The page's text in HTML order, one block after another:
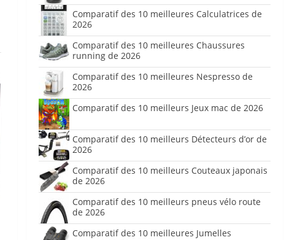
Comparatif des 10 meilleures Calculatrices de
2026
Comparatif des 10 meilleures Chaussures
running de 2026
Comparatif des 10 meilleures Nespresso de
2026
Comparatif des 10 meilleurs Jeux mac de 2026
Comparatif des 10 meilleurs Détecteurs d’or de
2026
Comparatif des 10 meilleurs Couteaux japonais
de 2026
Comparatif des 10 meilleurs pneus vélo route
de 2026
Comparatif des 10 meilleures Jumelles